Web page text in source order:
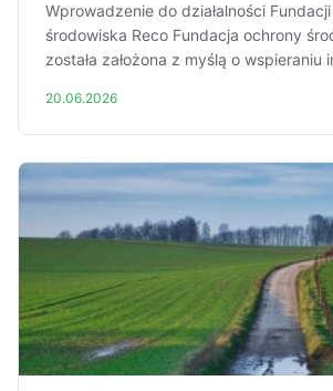
Wprowadzenie do działalności
środowiska Reco Fundacja ochrony
została założona z myślą o wspieraniu
20.06.2026